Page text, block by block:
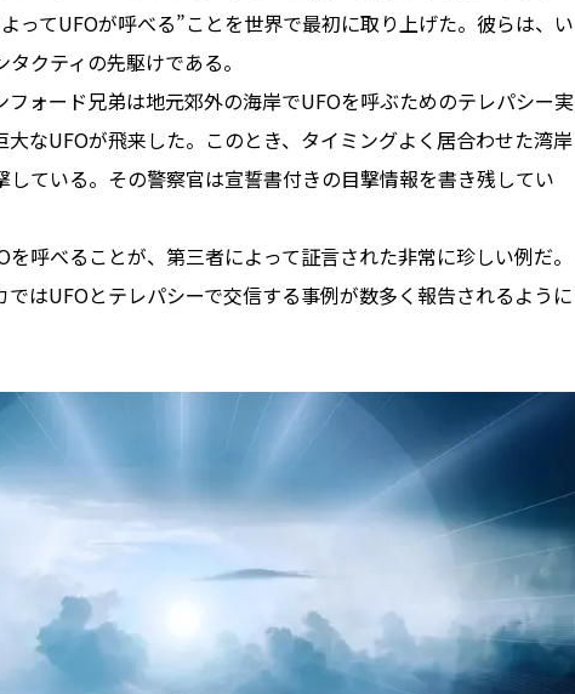
ってUFOが呼べる”ことを世界で最初に取り上げた。彼らは、い
クティの先駆けである。
ォード兄弟は地元郊外の海岸でUFOを呼ぶためのテレパシー実
大なUFOが飛来した。このとき、タイミングよく居合わせた湾岸
している。その警察官は宣誓書付きの目撃情報を書き残してい
呼べることが、第三者によって証言された非常に珍しい例だ。
はUFOとテレパシーで交信する事例が数多く報告されるように